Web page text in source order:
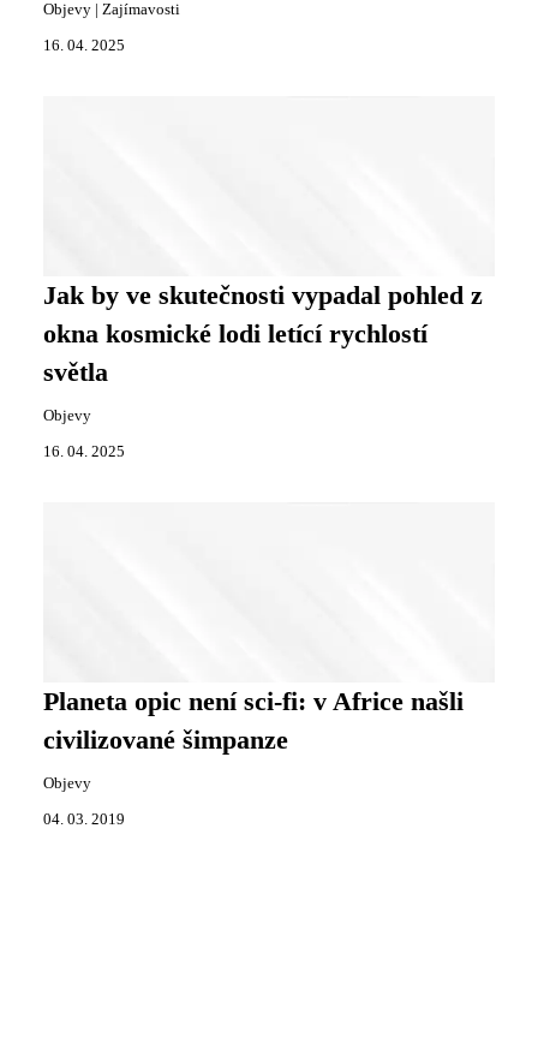
Objevy Zajímavosti
16. 04. 2025
Jak by ve skutečnosti vypadal pohled z
okna kosmické lodi letící rychlostí
světla
Objevy
16. 04. 2025
Planeta opic není sci-fi: v Africe našli
civilizované šimpanze
Objevy
04. 03. 2019